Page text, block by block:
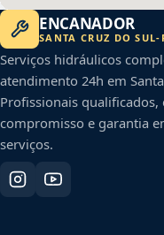
ENCANADOR
SANTA CRUZ DO SUL-
Serviços hidráulicos
atendimento 24h em
Profissionais qualificados,
compromisso e garantia
serviços.